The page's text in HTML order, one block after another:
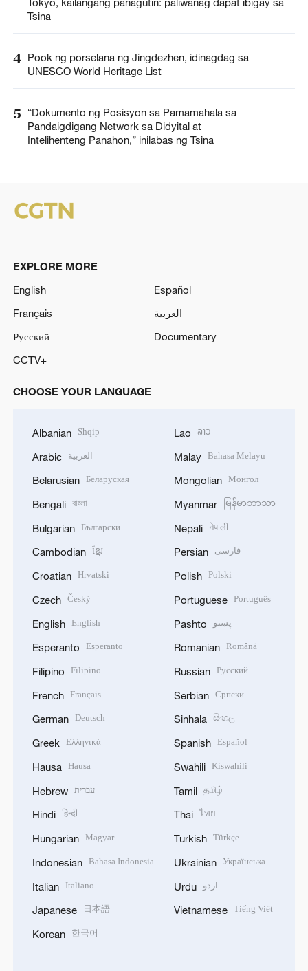
Tsina
4 Pook ng porselana ng Jingdezhen, idinagdag sa
UNESCO World Heritage List
5
“Dokumento ng Posisyon sa Pamamahala sa
Pandaigdigang Network sa Didyital at
Intelihenteng Panahon,” inilabas ng Tsina
EXPLORE MORE
English
Español
Français
العربية
Русский
Documentary
CCTV+
CHOOSE YOUR LANGUAGE
Albanian Shqip
Arabic العربية
Belarusian Беларуская
Bengali বাংলা
Bulgarian Български
Cambodian ខ្មែរ
Croatian Hrvatski
Czech Český
English English
Esperanto Esperanto
Filipino Filipino
French Français
German Deutsch
Greek Ελληνικά
Hausa Hausa
Hebrew עברית
Hindi हिन्दी
Hungarian Magyar
Indonesian Bahasa Indonesia
Italian Italiano
Japanese 日本語
Korean 한국어
Lao ລາວ
Malay Bahasa Melayu
Mongolian Монгол
Myanmar မြန်မာဘာသာ
Nepali नेपाली
Persian فارسی
Polish Polski
Portuguese Português
Pashto پښتو
Romanian Română
Russian Русский
Serbian Српски
Sinhala සිංහල
Spanish Español
Swahili Kiswahili
Tamil தமிழ்
Thai ไทย
Turkish Türkçe
Ukrainian Українська
Urdu اردو
Vietnamese Tiếng Việt